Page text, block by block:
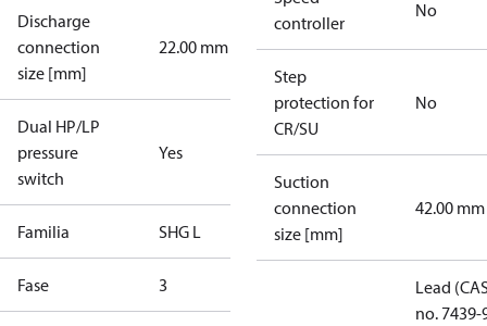
Discharge
connection
size [mm]
22.00 mm
Dual HP/LP
pressure
switch
Yes
Familia SHG L
Fase 3
controller
No
Step
protection for
CR/SU
No
Suction
connection
size [mm]
42.00 mm
Lead
no. 7439-